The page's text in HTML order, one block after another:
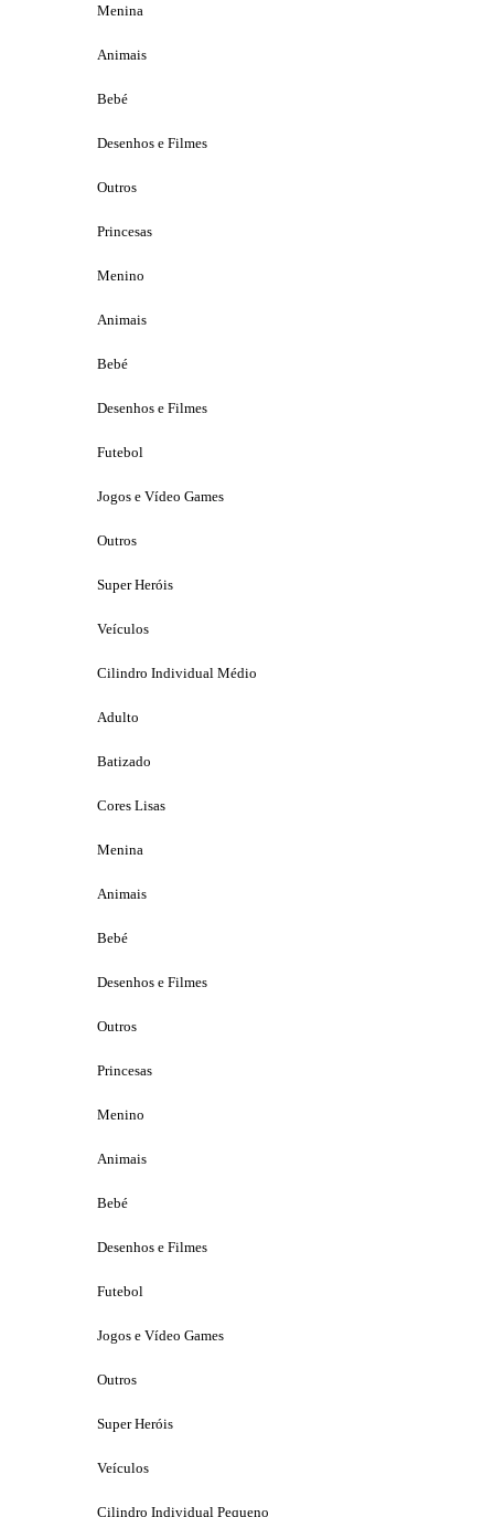
Menina
Animais
Bebé
Desenhos e Filmes
Outros
Princesas
Menino
Animais
Bebé
Desenhos e Filmes
Futebol
Jogos e Vídeo Games
Outros
Super Heróis
Veículos
Cilindro Individual Médio
Adulto
Batizado
Cores Lisas
Menina
Animais
Bebé
Desenhos e Filmes
Outros
Princesas
Menino
Animais
Bebé
Desenhos e Filmes
Futebol
Jogos e Vídeo Games
Outros
Super Heróis
Veículos
Cilindro Individual Pequeno